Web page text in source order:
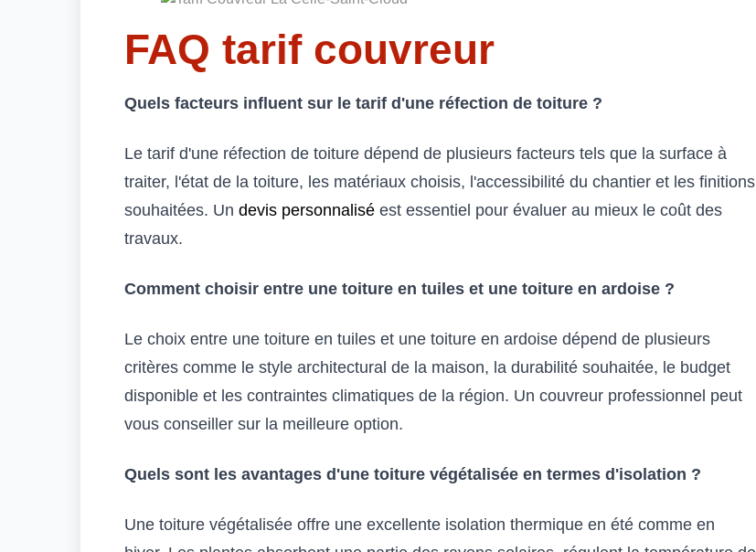
FAQ tarif couvreur
Quels facteurs influent sur le tarif d'une réfection de toiture ?
Le tarif d'une réfection de toiture dépend de plusieurs facteurs tels que la surface à
traiter, l'état de la toiture, les matériaux choisis, l'accessibilité du chantier et les finitions
souhaitées. Un devis personnalisé est essentiel pour évaluer au mieux le coût des
travaux.
Comment choisir entre une toiture en tuiles et une toiture en ardoise ?
Le choix entre une toiture en tuiles et une toiture en ardoise dépend de plusieurs
critères comme le style architectural de la maison, la durabilité souhaitée, le budget
disponible et les contraintes climatiques de la région. Un couvreur professionnel peut
vous conseiller sur la meilleure option.
Quels sont les avantages d'une toiture végétalisée en termes d'isolation ?
Une toiture végétalisée offre une excellente isolation thermique en été comme en